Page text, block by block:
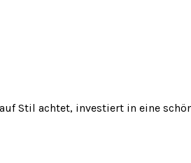
Stil achtet, investiert in eine